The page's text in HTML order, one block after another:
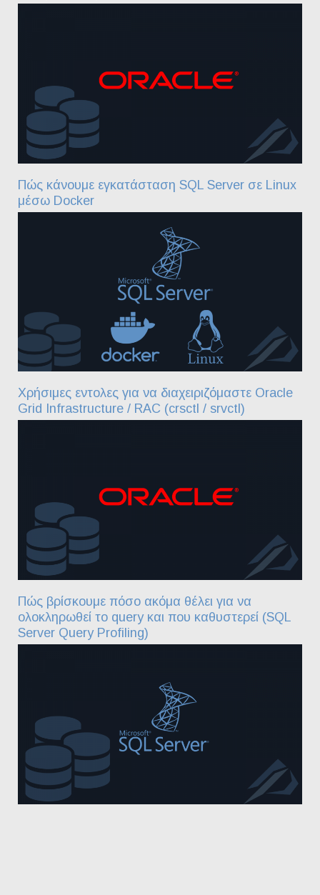
Πώς κάνουμε εγκατάσταση SQL Server σε Linux
μέσω Docker
Χρήσιμες εντολες για να διαχειριζόμαστε Oracle
Grid Infrastructure / RAC (crsctl / srvctl)
Πώς βρίσκουμε πόσο ακόμα θέλει για να
ολοκληρωθεί το query και που καθυστερεί (SQL
Server Query Profiling)